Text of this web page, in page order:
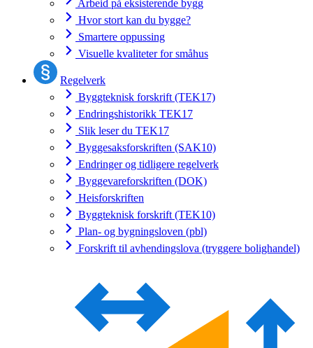
Arbeid på eksisterende bygg
Hvor stort kan du bygge?
Smartere oppussing
Visuelle kvaliteter for småhus
Regelverk
Byggteknisk forskrift (TEK17)
Endringshistorikk TEK17
Slik leser du TEK17
Byggesaksforskriften (SAK10)
Endringer og tidligere regelverk
Byggevareforskriften (DOK)
Heisforskriften
Byggteknisk forskrift (TEK10)
Plan- og bygningsloven (pbl)
Forskrift til avhendingslova (tryggere bolighandel)